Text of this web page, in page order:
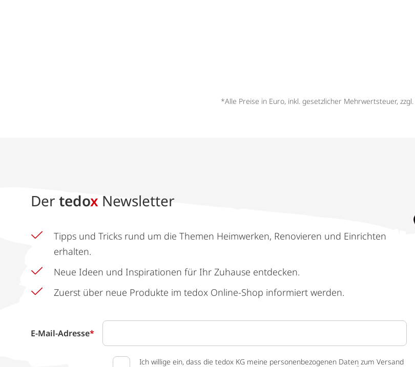
*Alle Preise in Euro, inkl. gesetzlicher Mehrwertsteuer, zzgl.
Der tedox Newsletter
Tipps und Tricks rund um die Themen Heimwerken, Renovieren und Einrichten
erhalten.
Neue Ideen und Inspirationen für Ihr Zuhause entdecken.
Zuerst über neue Produkte im tedox Online-Shop informiert werden.
E-Mail-Adresse*
Ich willige ein, dass die tedox KG meine personenbezogenen Daten zum Versand